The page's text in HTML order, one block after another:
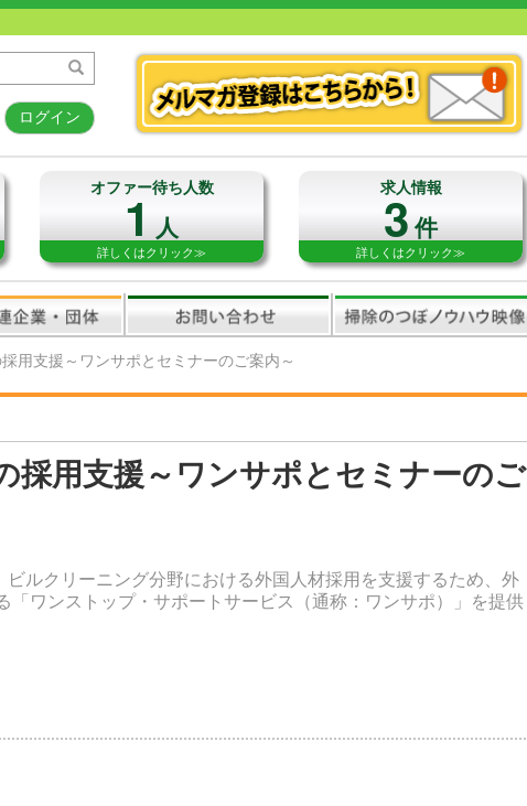
ログイン
オファー待ち人数
1人
詳しくはクリック≫
求人情報
3件
詳しくはクリック≫
用支援～ワンサポとセミナーのご案内～
採用支援～ワンサポとセミナーのご
ルクリーニング分野における外国人材採用を支援するため、外
ワンストップ・サポートサービス（通称：ワンサポ）」を提供